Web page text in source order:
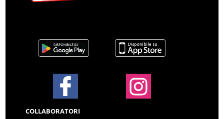
COLLABORATORI